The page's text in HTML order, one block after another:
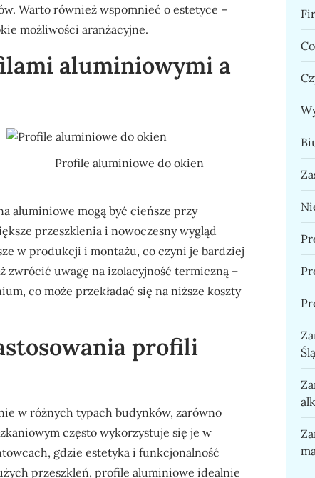
Warto również wspomnieć o estetyce –
możliwości aranżacyjne.
aluminiowymi a
Profile aluminiowe do okien
aluminiowe mogą być cieńsze przy
przeszklenia i nowoczesny wygląd
w produkcji i montażu, co czyni je bardziej
uwagę na izolacyjność termiczną –
co może przekładać się na niższe koszty
profili
w różnych typach budynków, zarówno
często wykorzystuje się je w
gdzie estetyka i funkcjonalność
przeszkleń, profile aluminiowe idealnie